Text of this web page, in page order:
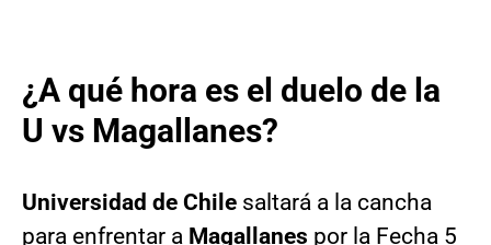
¿A qué hora es el duelo de la
U vs Magallanes?
Universidad de Chile saltará a la cancha
para enfrentar a Magallanes por la Fecha 5